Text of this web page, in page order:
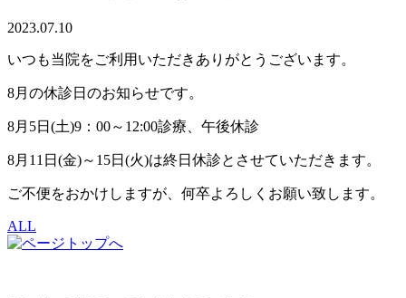
2023.07.10
いつも当院をご利用いただきありがとうございます。
8月の休診日のお知らせです。
8月5日(土)9：00～12:00診療、午後休診
8月11日(金)～15日(火)は終日休診とさせていただきます。
ご不便をおかけしますが、何卒よろしくお願い致します。
ALL